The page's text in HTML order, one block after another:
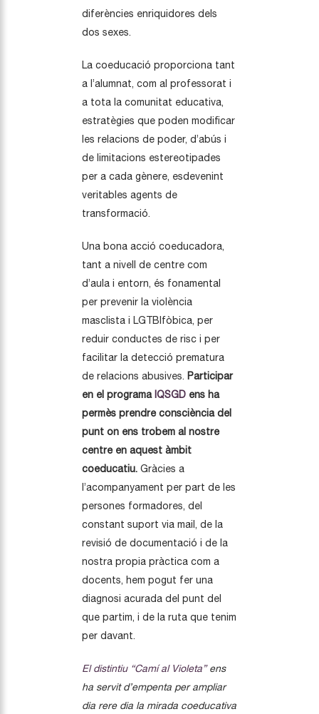
diferències enriquidores dels
dos sexes.
La coeducació proporciona tant
a l’alumnat, com al professorat i
a tota la comunitat educativa,
estratègies que poden modificar
les relacions de poder, d’abús i
de limitacions estereotipades
per a cada gènere, esdevenint
veritables agents de
transformació.
Una bona acció coeducadora,
tant a nivell de centre com
d’aula i entorn, és fonamental
per prevenir la violència
masclista i LGTBIfòbica, per
reduir conductes de risc i per
facilitar la detecció prematura
de relacions abusives. Participar
en el programa IQSGD ens ha
permès prendre consciència del
punt on ens trobem al nostre
centre en aquest àmbit
coeducatiu. Gràcies a
l’acompanyament per part de les
persones formadores, del
constant suport via mail, de la
revisió de documentació i de la
nostra propia pràctica com a
docents, hem pogut fer una
diagnosi acurada del punt del
que partim, i de la ruta que tenim
per davant.
El distintiu “Camí al Violeta”ens
ha servit d’empenta per ampliar
dia rere dia la mirada coeducativa